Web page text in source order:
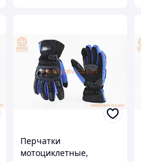
Перчатки
мотоциклетные,